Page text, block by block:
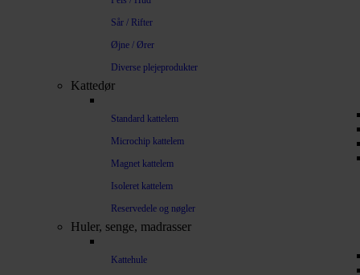
Sår / Rifter
Øjne / Ører
Diverse plejeprodukter
Kattedør
Standard kattelem
Microchip kattelem
Magnet kattelem
Isoleret kattelem
Reservedele og nøgler
Huler, senge, madrasser
Kattehule